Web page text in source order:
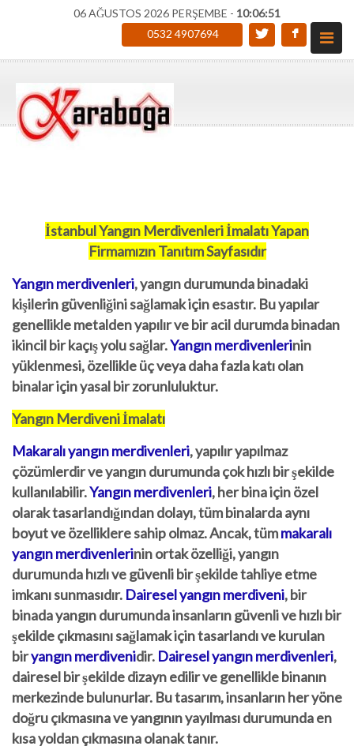
06 AĞUSTOS 2026 PERŞEMBE - 10:06:52
0532 4907694
İstanbul Yangın Merdivenleri İmalatı Yapan
Firmamızın Tanıtım Sayfasıdır
Yangın merdivenleri, yangın durumunda binadaki
kişilerin güvenliğini sağlamak için esastır. Bu yapılar
genellikle metalden yapılır ve bir acil durumda binadan
ikincil bir kaçış yolu sağlar.Yangın merdivenlerinin
yüklenmesi, özellikle üç veya daha fazla katı olan
binalar için yasal bir zorunluluktur.
Yangın Merdiveni İmalatı
Makaralı yangın merdivenleri, yapılır yapılmaz
çözümlerdir ve yangın durumunda çok hızlı bir şekilde
kullanılabilir.Yangın merdivenleri, her bina için özel
olarak tasarlandığından dolayı, tüm binalarda aynı
boyut ve özelliklere sahip olmaz. Ancak, tümmakaralı
yangın merdivenlerinin ortak özelliği, yangın
durumunda hızlı ve güvenli bir şekilde tahliye etme
imkanı sunmasıdır. Dairesel yangın merdiveni, bir
binada yangın durumunda insanların güvenli ve hızlı bir
şekilde çıkmasını sağlamak için tasarlandı ve kurulan
biryangın merdivenidir. Dairesel yangın merdivenleri,
dairesel bir şekilde dizayn edilir ve genellikle binanın
merkezinde bulunurlar. Bu tasarım, insanların her yöne
doğru çıkmasına ve yangının yayılması durumunda en
kısa yoldan çıkmasına olanak tanır.